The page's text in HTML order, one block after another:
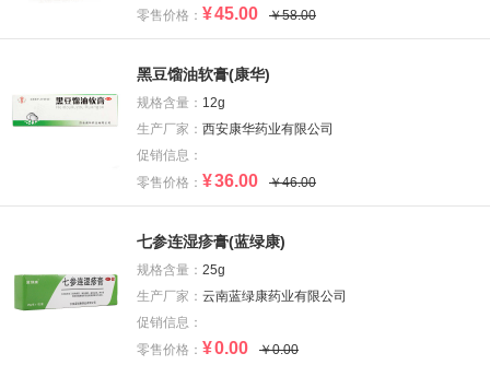
零售价格： ¥45.00 ￥58.00
黑豆馏油软膏(康华)
规格含量： 12g
生产厂家： 西安康华药业有限公司
促销信息：
零售价格： ¥36.00 ￥46.00
七参连湿疹膏(蓝绿康)
规格含量： 25g
生产厂家： 云南蓝绿康药业有限公司
促销信息：
零售价格： ¥0.00 ￥0.00